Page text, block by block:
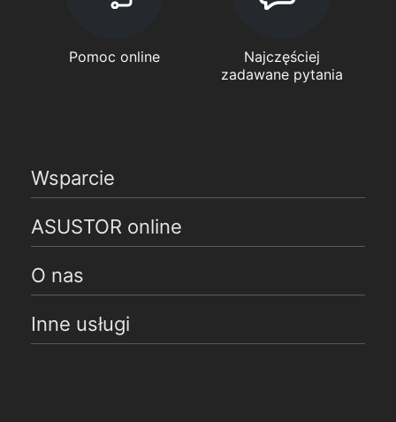
Pomoc online
Najczęściej
zadawane pytania
Wsparcie
ASUSTOR online
O nas
Inne usługi